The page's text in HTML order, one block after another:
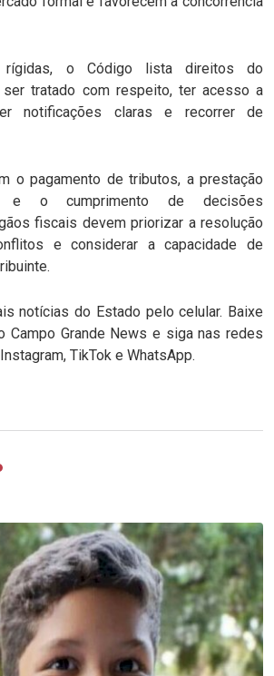
o Código lista direitos do
ser tratado com respeito, ter acesso a
notificações claras e recorrer de
o pagamento de tributos, a prestação
e o cumprimento de decisões
fiscais devem priorizar a resolução
e considerar a capacidade de
notícias do Estado pelo celular. Baixe
Campo Grande News e siga nas redes
TikTok e WhatsApp.